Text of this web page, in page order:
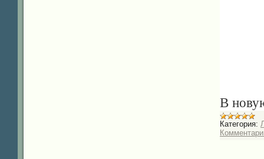
В
Категория: